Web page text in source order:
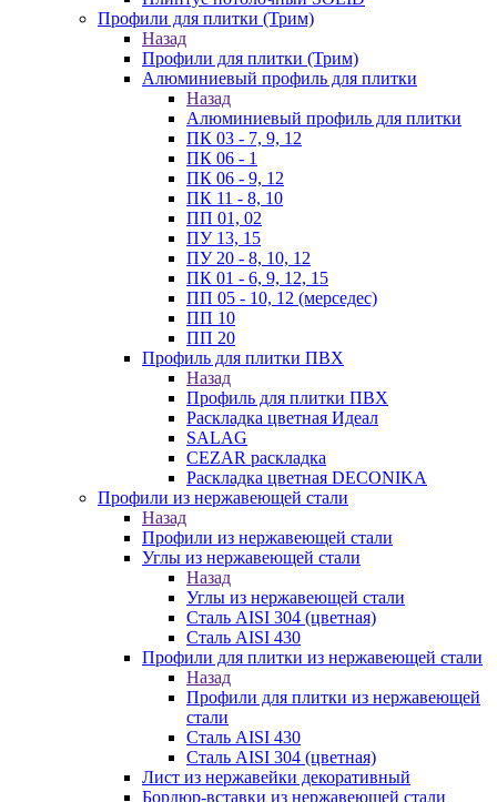
Профили для плитки (Трим)
Назад
Профили для плитки (Трим)
Алюминиевый профиль для плитки
Назад
Алюминиевый профиль для плитки
ПК 03 - 7, 9, 12
ПК 06 - 1
ПК 06 - 9, 12
ПК 11 - 8, 10
ПП 01, 02
ПУ 13, 15
ПУ 20 - 8, 10, 12
ПК 01 - 6, 9, 12, 15
ПП 05 - 10, 12 (мерседес)
ПП 10
ПП 20
Профиль для плитки ПВХ
Назад
Профиль для плитки ПВХ
Раскладка цветная Идеал
SALAG
CEZAR раскладка
Раскладка цветная DECONIKA
Профили из нержавеющей стали
Назад
Профили из нержавеющей стали
Углы из нержавеющей стали
Назад
Углы из нержавеющей стали
Сталь AISI 304 (цветная)
Сталь AISI 430
Профили для плитки из нержавеющей стали
Назад
Профили для плитки из нержавеющей
стали
Сталь AISI 430
Сталь AISI 304 (цветная)
Лист из нержавейки декоративный
Бордюр-вставки из нержавеющей стали